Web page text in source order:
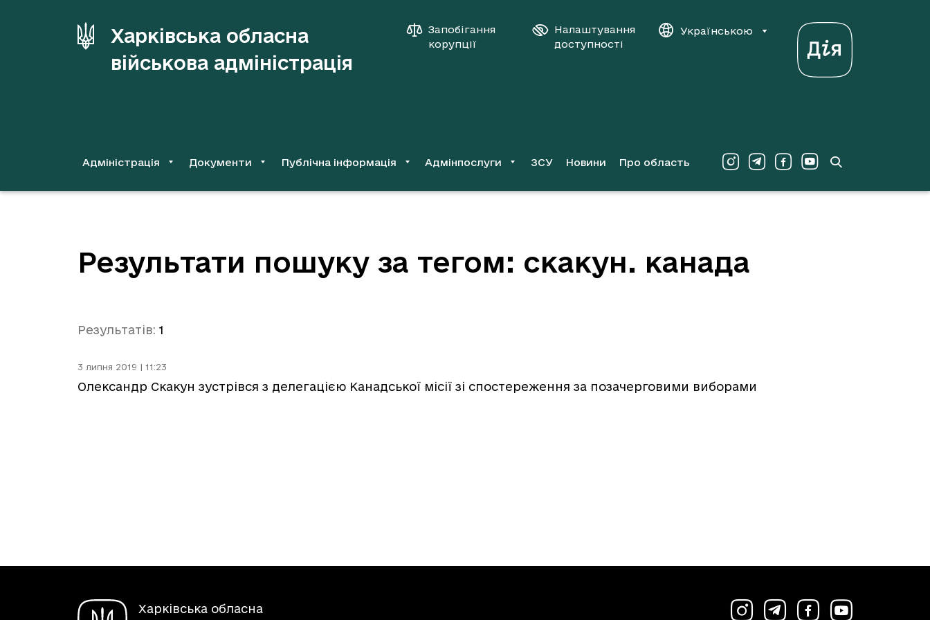
Харківська обласна
військова адміністрація
Запобігання
корупції
Налаштування
доступності
Українською
Адміністрація Документи Публічна інформація Адмінпослуги ЗСУ Новини Про область
Результати пошуку за тегом: скакун. канада
Результатів: 1
3 липня 2019 | 11:23
Олександр Скакун зустрівся з делегацією Канадської місії зі спостереження за позачерговими виборами
Харківська обласна